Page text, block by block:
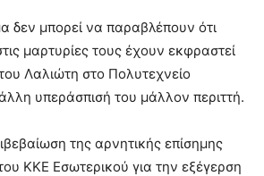
δεν μπορεί να παραβλέπουν ότι
μαρτυρίες τους έχουν εκφραστεί
Λαλιώτη στο Πολυτεχνείο
υπεράσπισή του μάλλον περιττή.
της αρνητικής επίσημης
ΚΚΕ Εσωτερικού για την εξέγερση